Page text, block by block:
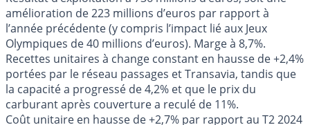
amélioration de 223 millions d’euros par rapport à
l’année précédente (y compris l’impact lié aux Jeux
Olympiques de 40 millions d’euros). Marge à 8,7%.
Recettes unitaires à change constant en hausse de +2,4%
portées par le réseau passages et Transavia, tandis que
la capacité a progressé de 4,2% et que le prix du
carburant après couverture a reculé de 11%.
Coût unitaire en hausse de +2,7% par rapport au T2 2024